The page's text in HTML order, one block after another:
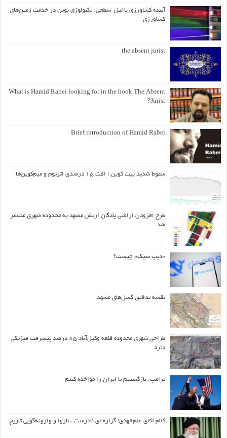
آینده کشاورزی با لیزر سطحی: تکنولوژی نوین در خدمت زمین‌های
کشاورزی
the absent jurist
What is Hamid Rabei looking for in the book The Absent
Jurist?
Brief introduction of Hamid Rabei
سقوط شدید بیت کوین ؛ افت ۱۵ درصدی اتریوم و میم‌کوین‌ها
طرح افزودن اراضی پادگان ارتش مشهد به محدوده شهری منتشر
شد
«دیپ سیک» چیست؟
نقشه تدقیق گسل‌های مشهد
طراحی شهری محدوده قلعه وکیل‌آباد ۸۵ درصد پیشرفت فیزیکی
دارد
ترامپ: بازگشتیم تا ایران را مواخذه کنیم
کلام آقای علم‌الهدی! گزاره ای نادرست ، ناروا و وارونه‌گویی تاریخ